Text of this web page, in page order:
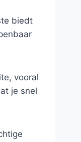
biedt
vooral
je snel